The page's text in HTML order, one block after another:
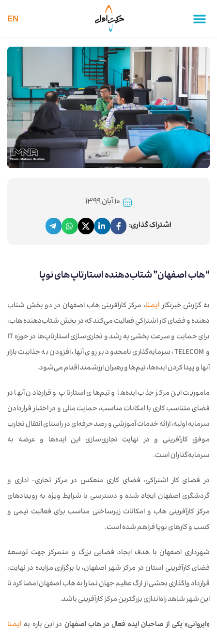
EN
۱۰ آبان ۱۳۹۹
اشتراک گذاری:
“هاب اصفهان” شتاب‌دهنده استارتاپ‌های نوپا
به گزارش خبرنگارایمنا، مرکز کارآفرینی هاب اصفهان در دو بخش شتاب
دهنده و فضای کار اشتراکی فعالیت می‌کند که در بخش شتاب‌دهنده هاب،
برای حمایت و سرعت بخشی به رشد و تجاری‌سازی استارتاپ‌ها در حوزه IT
و TELECOM، سرمایه‌گذاری نامحدود بر روی آنها، افزودن به جذابیت بازار
آنها و پیدا کردن ایده‌ها، تیم‌ها و رهبران ارزشمند اقدام می‌شود.
ماموریت این مرکز جذب ایده‌ها و تیم‌های استارتاپ و قراردادن آنها در
فضای متناسب کاری با امکانات مناسب، حمایت مالی و در اختیار قراردادن
سرمایه اولیه، ارائه خدمات آموزشی و رصد حرفه‌ای در راستای انتقال تجارب
موفق کارآفرینی و در نهایت تجاری‌سازی این ایده‌ها و عرضه به
سرمایه‌گذاران است.
در فضای کار اشتراکی، فضای کاری منعکس در مرکز تجاری- اداری و
گردشگری اصفهان ایجاد شده و دسترسی با شرایط ویژه به رویدادهای
مرکز کارآفرینی هاب و امکانات زیرساختی مناسب برای فعالیت تیمی و
کسب و کارهای نوپا فراهم شده است.
شهرداری اصفهان با هدف ایجاد فضایی بزرگ و متمرکز جهت توسعه
فضای کارآفرینی استان در مرکز شهر اصفهان، با برگزاری مزایده در نهایت،
قرارداد واگذاری بخشی از ارگ عظیم جهان نما را به هاب اصفهان امضا کرد تا
این شهر شاهد راه‌اندازی بزرگترین مرکز کارآفرینی باشد.
«ایروانی» یکی از صاحبان ایده فعال در هاب اصفهان در این باره به ایمنا